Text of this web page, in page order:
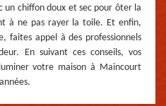
un chiffon doux et sec pour ôter la
à ne pas rayer la toile. Et enfin,
faites appel à des professionnels
En suivant ces conseils, vos
votre maison à Maincourt